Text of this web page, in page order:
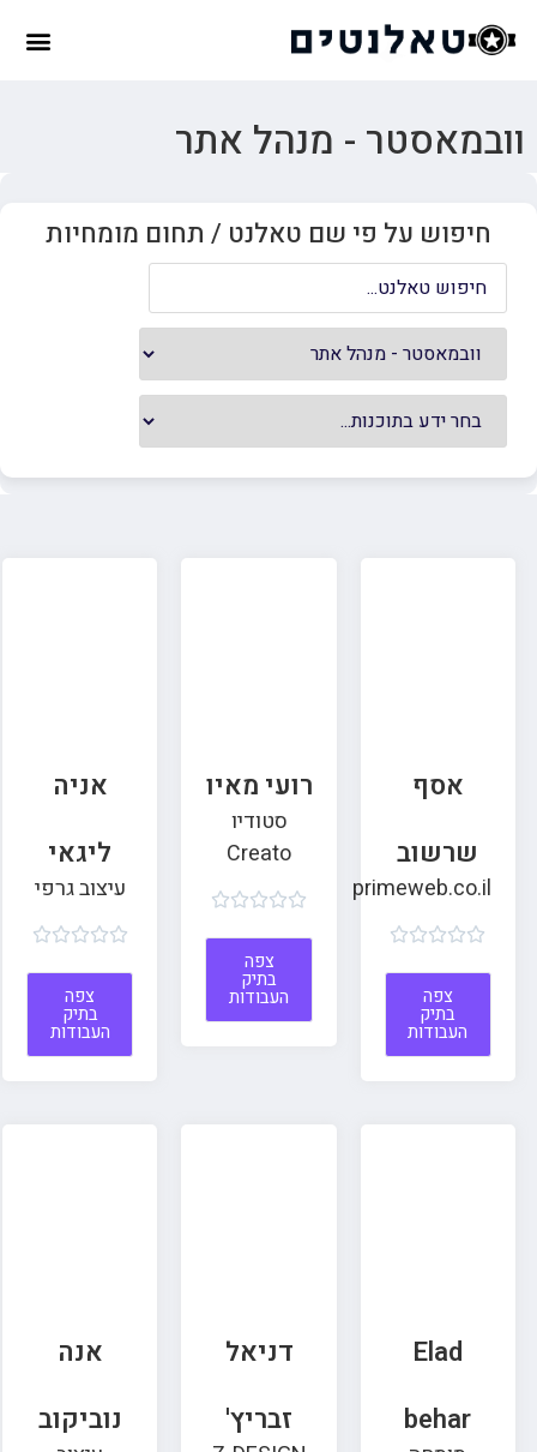
וובמאסטר - מנהל אתר
חיפוש על פי שם טאלנט / תחום מומחיות
אסף
שרשוב
primeweb.co.il





צפה
בתיק
העבודות
רועי מאיו
סטודיו
Creato





צפה
בתיק
העבודות
אניה
ליגאי
עיצוב גרפי





צפה
בתיק
העבודות
Elad
behar
דניאל
זבריץ'
אנה
נוביקוב